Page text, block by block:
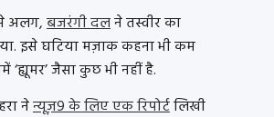
अलग,बजरंगी दलने तस्वीर का
इसे घटिया मज़ाक कहना भी कम
जैसा कुछ भी नहीं है.
नेन्यूज़9 के लिए एक रिपोर्टलिखी